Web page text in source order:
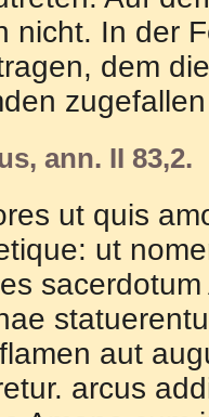
nicht. In der
dem
ann. II 83,2.
ut quis
ut
aut
arcus